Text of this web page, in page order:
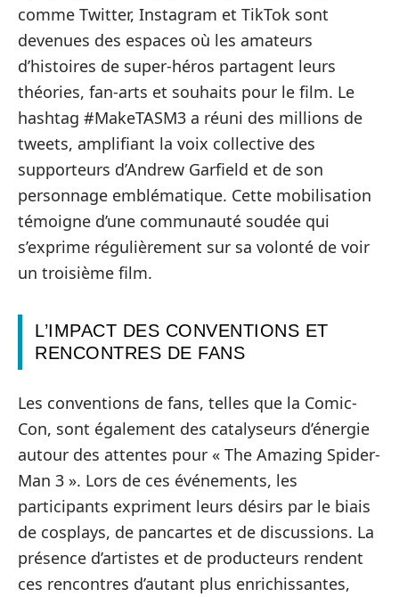
comme Twitter, Instagram et TikTok sont
devenues des espaces où les amateurs
d’histoires de super-héros partagent leurs
théories, fan-arts et souhaits pour le film. Le
hashtag #MakeTASM3 a réuni des millions de
tweets, amplifiant la voix collective des
supporteurs d’Andrew Garfield et de son
personnage emblématique. Cette mobilisation
témoigne d’une communauté soudée qui
s’exprime régulièrement sur sa volonté de voir
un troisième film.
L’IMPACT DES CONVENTIONS ET
RENCONTRES DE FANS
Les conventions de fans, telles que la Comic-
Con, sont également des catalyseurs d’énergie
autour des attentes pour « The Amazing Spider-
Man 3 ». Lors de ces événements, les
participants expriment leurs désirs par le biais
de cosplays, de pancartes et de discussions. La
présence d’artistes et de producteurs rendent
ces rencontres d’autant plus enrichissantes,